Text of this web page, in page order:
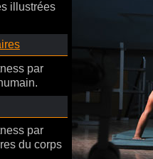
illustrées
par
par
du corps